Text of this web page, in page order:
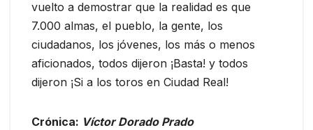
vuelto a demostrar que la realidad es que
7.000 almas, el pueblo, la gente, los
ciudadanos, los jóvenes, los más o menos
aficionados, todos dijeron ¡Basta! y todos
dijeron ¡Si a los toros en Ciudad Real!
Crónica: Víctor Dorado Prado